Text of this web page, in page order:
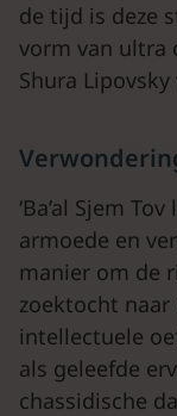
de tijd is deze
vorm van ultra
Shura
‘Ba’al Sjem
armoede en
manier om de
zoektocht naar
intellectuele
als geleefde
chassidische